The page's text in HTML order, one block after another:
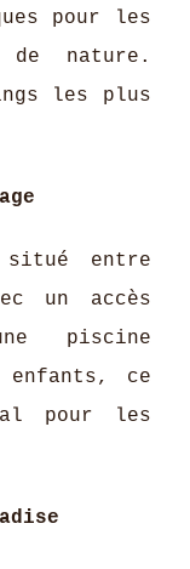
pour les
nature.
les plus
situé entre
un accès
piscine
ce
pour les